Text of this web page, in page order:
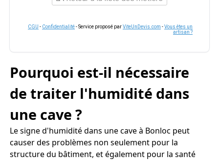
CGU - Confidentialité- Service proposé parViteUnDevis.com -Vous êtes un
artisan ?
Pourquoi est-il nécessaire
de traiter l'humidité dans
une cave ?
Le signe d'humidité dans une cave à Bonloc peut
causer des problèmes non seulement pour la
structure du bâtiment, et également pour la santé